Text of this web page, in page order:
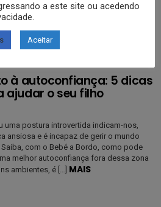
à autoconfiança: 5 dicas
ajudar o seu filho
uma postura introvertida indicam-nos,
ansiosa e é incapaz de gerir o mundo
com o Bebé a Bordo, como pode
melhor autoconfiança fora dessa zona
ambientes, é […] MAIS
a este site ou acedendo
Aceitar